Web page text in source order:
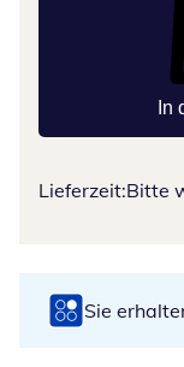
In
Lieferzeit:Bitte
Sie